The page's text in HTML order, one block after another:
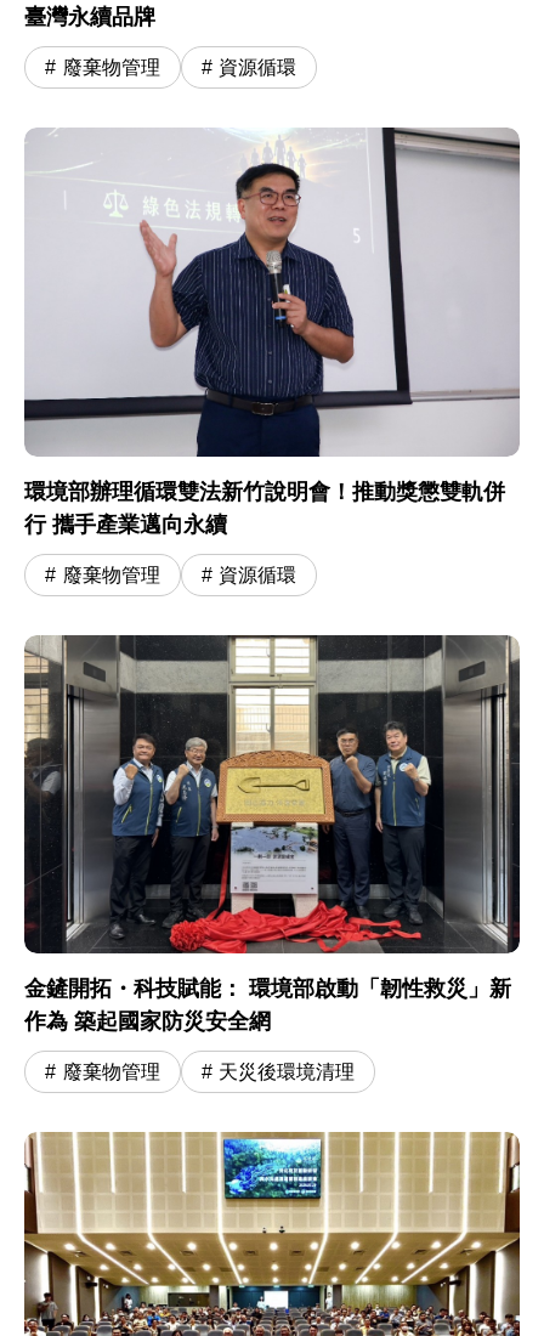
臺灣永續品牌
廢棄物管理 資源循環
環境部辦理循環雙法新竹說明會！推動獎懲雙軌併
行 攜手產業邁向永續
廢棄物管理 資源循環
金鏟開拓・科技賦能： 環境部啟動「韌性救災」新
作為 築起國家防災安全網
廢棄物管理 天災後環境清理